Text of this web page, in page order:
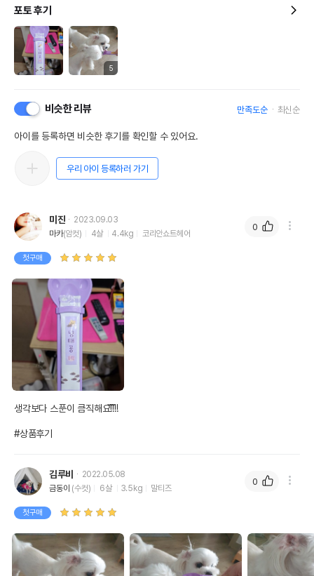
포토 후기
5
비슷한 리뷰 만족도순 최신순
아이를 등록하면 비슷한 후기를 확인할 수 있어요.
우리 아이 등록하러 가기
미진
2023.09.03
마카(암컷) 4살 4.4kg 코리안쇼트헤어
첫구매
생각보다 스푼이 큼직해요!̆̈!̆̈!̆̈!
#상품후기
0
김루비
2022.05.08
금동이 (수컷) 6살 3.5kg 말티즈
첫구매
0